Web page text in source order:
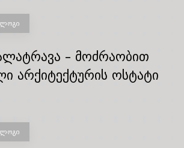
– მოძრაობით
არქიტექტურის ოსტატი